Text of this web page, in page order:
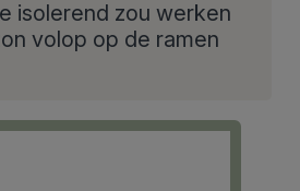
isolerend zou werken
volop op de ramen